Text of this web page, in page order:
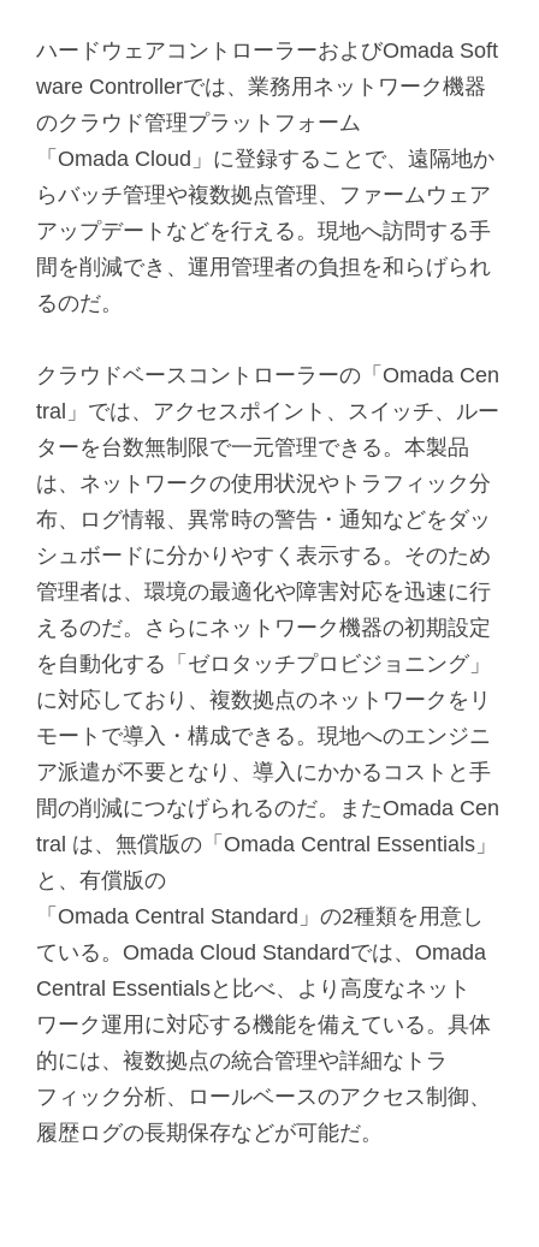
ハードウェアコントローラーおよびOmada Soft
ware Controllerでは、業務用ネットワーク機器
のクラウド管理プラットフォーム
「Omada Cloud」に登録することで、遠隔地か
らバッチ管理や複数拠点管理、ファームウェア
アップデートなどを行える。現地へ訪問する手
間を削減でき、運用管理者の負担を和らげられ
るのだ。
クラウドベースコントローラーの「Omada Cen
tral」では、アクセスポイント、スイッチ、ルー
ターを台数無制限で一元管理できる。本製品
は、ネットワークの使用状況やトラフィック分
布、ログ情報、異常時の警告・通知などをダッ
シュボードに分かりやすく表示する。そのため
管理者は、環境の最適化や障害対応を迅速に行
えるのだ。さらにネットワーク機器の初期設定
を自動化する「ゼロタッチプロビジョニング」
に対応しており、複数拠点のネットワークをリ
モートで導入・構成できる。現地へのエンジニ
ア派遣が不要となり、導入にかかるコストと手
間の削減につなげられるのだ。またOmada Cen
tral は、無償版の「Omada Central Essentials」
と、有償版の
「Omada Central Standard」の2種類を用意し
ている。Omada Cloud Standardでは、Omada
Central Essentialsと比べ、より高度なネット
ワーク運用に対応する機能を備えている。具体
的には、複数拠点の統合管理や詳細なトラ
フィック分析、ロールベースのアクセス制御、
履歴ログの長期保存などが可能だ。